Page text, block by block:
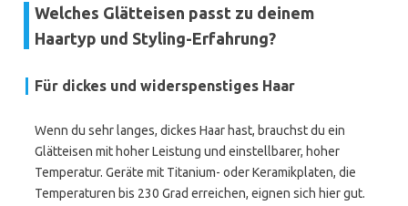
Welches Glätteisen passt zu deinem
Haartyp und Styling-Erfahrung?
Für dickes und widerspenstiges Haar
Wenn du sehr langes, dickes Haar hast, brauchst du ein
Glätteisen mit hoher Leistung und einstellbarer, hoher
Temperatur. Geräte mit Titanium- oder Keramikplaten, die
Temperaturen bis 230 Grad erreichen, eignen sich hier gut.